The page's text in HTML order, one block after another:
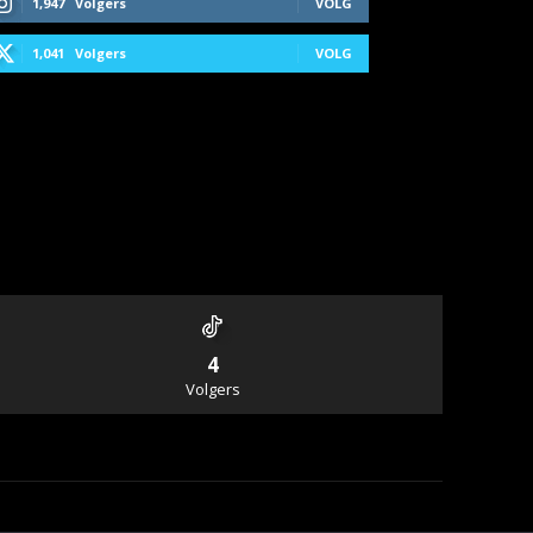
1,041 Volgers VOLG
4
Volgers